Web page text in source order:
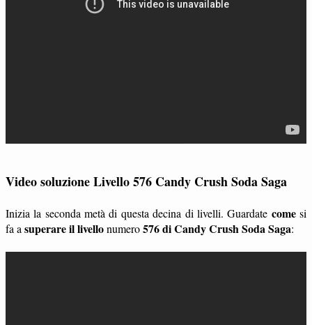
Video soluzione Livello 576 Candy Crush Soda Saga
Inizia la seconda metà di questa decina di livelli. Guardate comesi
fa a superare il livellonumero576 di Candy Crush Soda Saga: